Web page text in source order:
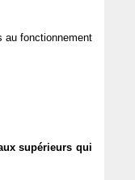
au fonctionnement
supérieurs qui